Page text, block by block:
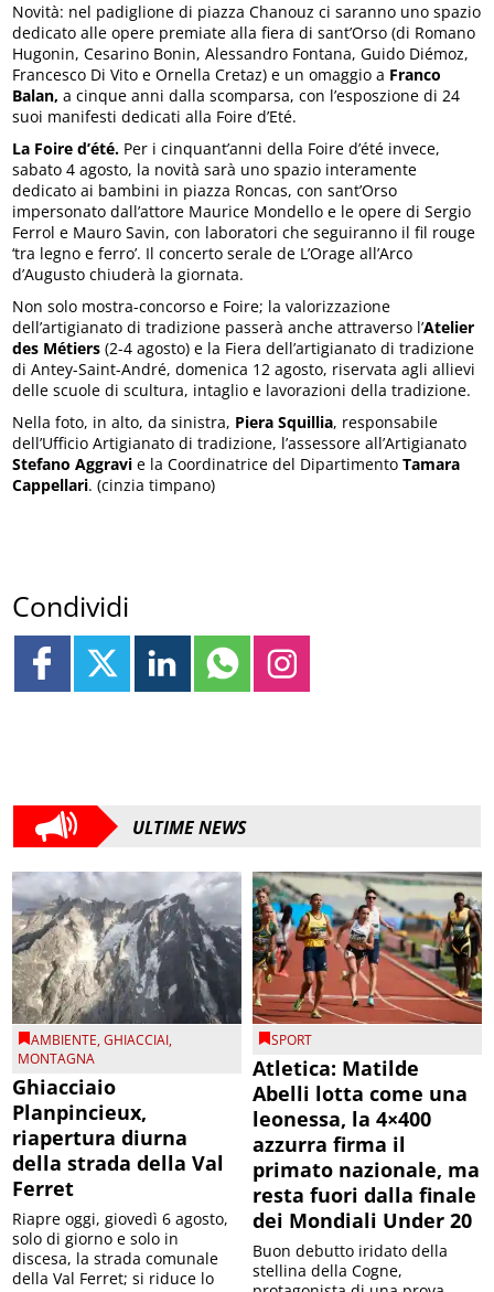
Novità: nel padiglione di piazza Chanouz ci saranno uno spazio
dedicato alle opere premiate alla fiera di sant’Orso (di Romano
Hugonin, Cesarino Bonin, Alessandro Fontana, Guido Diémoz,
Francesco Di Vito e Ornella Cretaz) e un omaggio a Franco
Balan,a cinque anni dalla scomparsa, con l’esposzione di 24
suoi manifesti dedicati alla Foire d’Eté.
La Foire d’été. Per i cinquant’anni della Foire d’été invece,
sabato 4 agosto, la novità sarà uno spazio interamente
dedicato ai bambini in piazza Roncas, con sant’Orso
impersonato dall’attore Maurice Mondello e le opere di Sergio
Ferrol e Mauro Savin, con laboratori che seguiranno il fil rouge
‘tra legno e ferro’. Il concerto serale de L’Orage all’Arco
d’Augusto chiuderà la giornata.
Non solo mostra-concorso e Foire; la valorizzazione
dell’artigianato di tradizione passerà anche attraverso l’Atelier
des Métiers (2-4 agosto) e la Fiera dell’artigianato di tradizione
di Antey-Saint-André, domenica 12 agosto, riservata agli allievi
delle scuole di scultura, intaglio e lavorazioni della tradizione.
Nella foto, in alto, da sinistra, Piera Squillia, responsabile
dell’Ufficio Artigianato di tradizione, l’assessore all’Artigianato
Stefano Aggravi e la Coordinatrice del DipartimentoTamara
Cappellari. (cinzia timpano)
Condividi
ULTIME NEWS
AMBIENTE,GHIACCIAI,
MONTAGNA
Ghiacciaio
Planpincieux,
riapertura diurna
della strada della Val
Ferret
Riapre oggi, giovedì 6 agosto,
solo di giorno e solo in
discesa, la strada comunale
della Val Ferret; si riduce lo
SPORT
Atletica: Matilde
Abelli lotta come una
leonessa, la 4×400
azzurra firma il
primato nazionale, ma
resta fuori dalla finale
dei Mondiali Under 20
Buon debutto iridato della
stellina della Cogne,